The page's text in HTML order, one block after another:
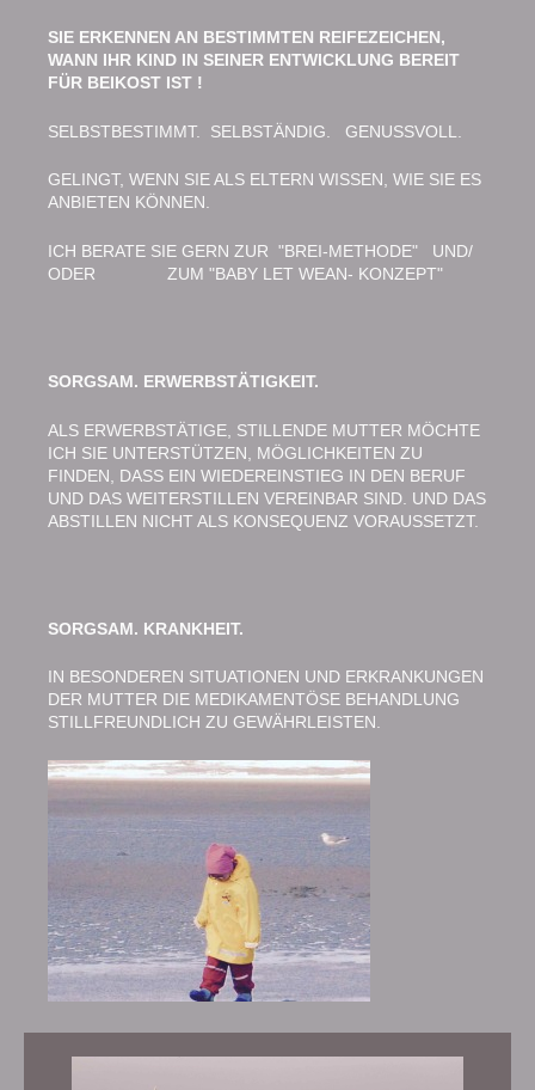
SIE ERKENNEN AN BESTIMMTEN REIFEZEICHEN,
WANN IHR KIND IN SEINER ENTWICKLUNG BEREIT
FÜR BEIKOST IST !
SELBSTBESTIMMT. SELBSTÄNDIG. GENUSSVOLL.
GELINGT, WENN SIE ALS ELTERN WISSEN, WIE SIE ES
ANBIETEN KÖNNEN.
ICH BERATE SIE GERN ZUR "BREI-METHODE" UND/
ODER ZUM "BABY LET WEAN- KONZEPT"
SORGSAM. ERWERBSTÄTIGKEIT.
ALS ERWERBSTÄTIGE, STILLENDE MUTTER MÖCHTE
ICH SIE UNTERSTÜTZEN, MÖGLICHKEITEN ZU
FINDEN, DASS EIN WIEDEREINSTIEG IN DEN BERUF
UND DAS WEITERSTILLEN VEREINBAR SIND. UND DAS
ABSTILLEN NICHT ALS KONSEQUENZ VORAUSSETZT.
SORGSAM. KRANKHEIT.
IN BESONDEREN SITUATIONEN UND ERKRANKUNGEN
DER MUTTER DIE MEDIKAMENTÖSE BEHANDLUNG
STILLFREUNDLICH ZU GEWÄHRLEISTEN.